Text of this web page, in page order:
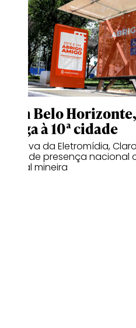
Com Belo
chega à 10ª cidade
Iniciativa da Eletromídia,
expande presença
capital mineira